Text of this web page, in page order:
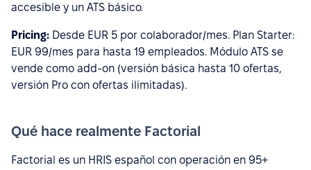
accesible y un ATS básico.
Pricing: Desde EUR 5 por colaborador/mes. Plan Starter:
EUR 99/mes para hasta 19 empleados. Módulo ATS se
vende como add-on (versión básica hasta 10 ofertas,
versión Pro con ofertas ilimitadas).
Qué hace realmente Factorial
Factorial es un HRIS español con operación en 95+